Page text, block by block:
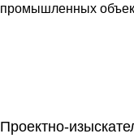
промышленных
Проектно-